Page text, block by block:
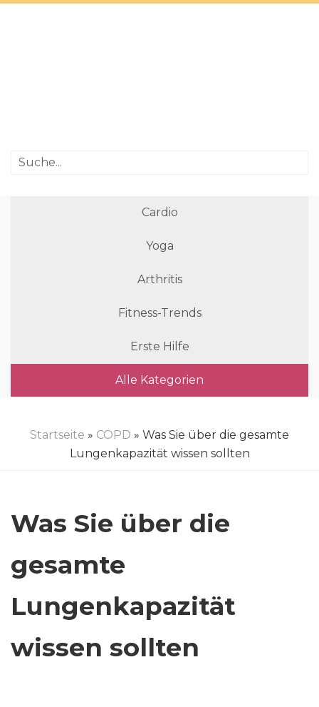
Cardio
Yoga
Arthritis
Fitness-Trends
Erste Hilfe
Alle Kategorien
Startseite » COPD » Was Sie über die gesamte
Lungenkapazität wissen sollten
Was Sie über die
gesamte
Lungenkapazität
wissen sollten